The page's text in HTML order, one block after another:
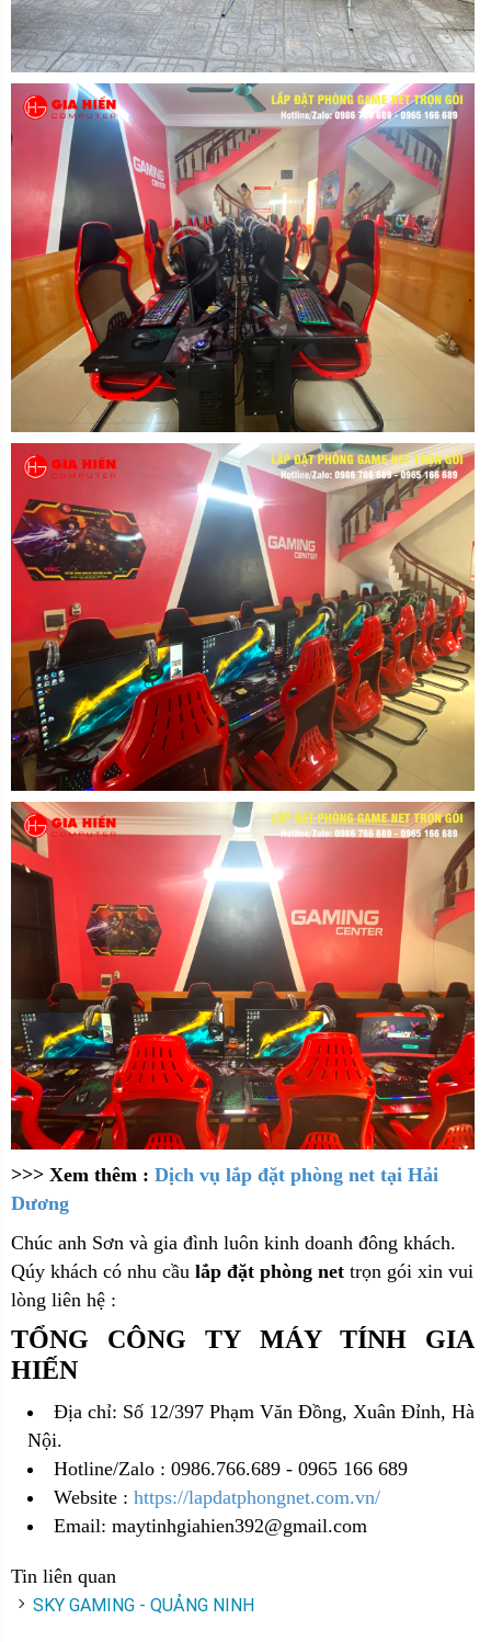
>>> Xem thêm : Dịch vụ lắp đặt phòng net tại Hải
Dương
Chúc anh Sơn và gia đình luôn kinh doanh đông khách.
Qúy khách có nhu cầu lắp đặt phòng net trọn gói xin vui
lòng liên hệ :
TỔNG CÔNG TY MÁY TÍNH GIA
HIẾN
Địa chỉ: Số 12/397 Phạm Văn Đồng, Xuân Đỉnh, Hà
Nội.
Hotline/Zalo : 0986.766.689 - 0965 166 689
Website : https://lapdatphongnet.com.vn/
Email: maytinhgiahien392@gmail.com
Tin liên quan
SKY GAMING - QUẢNG NINH